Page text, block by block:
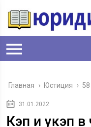
Главная › Юстиция › 58
31.01.2022
Кэп и укэп